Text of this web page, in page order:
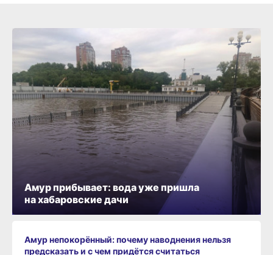
Амур прибывает: вода уже пришла
на хабаровские дачи
Амур непокорённый: почему наводнения нельзя
предсказать и с чем придётся считаться